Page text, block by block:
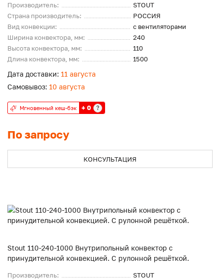
Производитель:
STOUT
Страна производитель:
РОССИЯ
Вид конвекции:
с вентиляторами
Ширина конвектора, мм:
240
Высота конвектора, мм:
110
Длина конвектора, мм:
1500
По запросу
Дата доставки: 11 августа
Самовывоз: 10 августа
Мгновенный кеш-бэк + 0 ?
КОНСУЛЬТАЦИЯ
Stout 110-240-1000 Внутрипольный конвектор с
принудительной конвекцией. С рулонной решёткой.
Производитель: STOUT